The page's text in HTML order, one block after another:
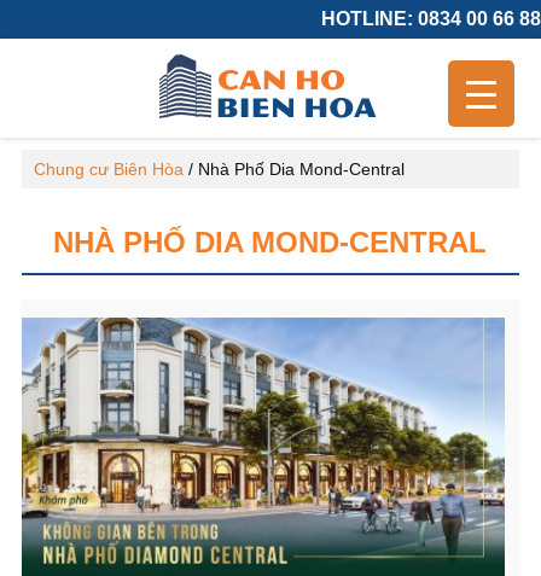
HOTLINE: 0834 00 66 88
Chung cư Biên Hòa / Nhà Phố Dia Mond-Central
NHÀ PHỐ DIA MOND-CENTRAL